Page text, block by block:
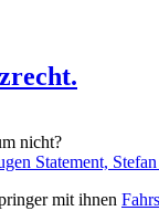
nicht?
Statement,
mit ihnen